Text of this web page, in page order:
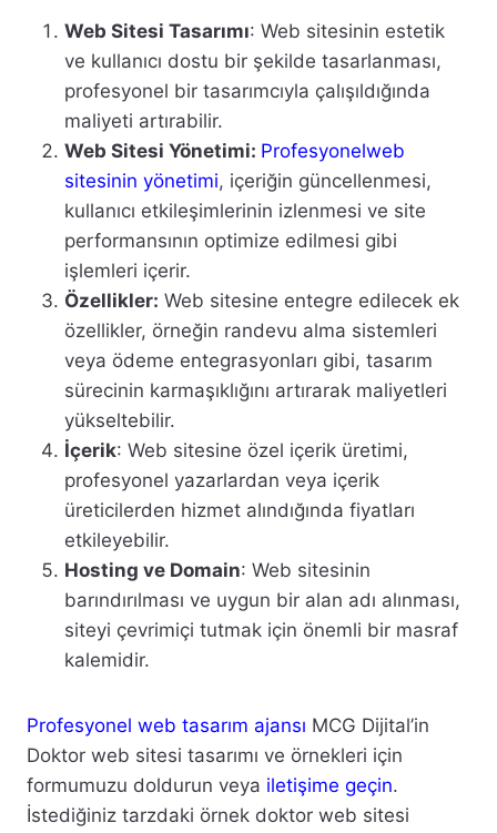
Web Sitesi Tasarımı: Web sitesinin estetik
ve kullanıcı dostu bir şekilde tasarlanması,
profesyonel bir tasarımcıyla çalışıldığında
maliyeti artırabilir.
Web Sitesi Yönetimi: Profesyonelweb
sitesinin yönetimi, içeriğin güncellenmesi,
kullanıcı etkileşimlerinin izlenmesi ve site
performansının optimize edilmesi gibi
işlemleri içerir.
Özellikler: Web sitesine entegre edilecek ek
özellikler, örneğin randevu alma sistemleri
veya ödeme entegrasyonları gibi, tasarım
sürecinin karmaşıklığını artırarak maliyetleri
yükseltebilir.
İçerik: Web sitesine özel içerik üretimi,
profesyonel yazarlardan veya içerik
üreticilerden hizmet alındığında fiyatları
etkileyebilir.
Hosting ve Domain: Web sitesinin
barındırılması ve uygun bir alan adı alınması,
siteyi çevrimiçi tutmak için önemli bir masraf
kalemidir.
Profesyonel web tasarım ajansı MCG Dijital’in
Doktor web sitesi tasarımı ve örnekleri için
formumuzu doldurun veya iletişime geçin.
İstediğiniz tarzdaki örnek doktor web sitesi